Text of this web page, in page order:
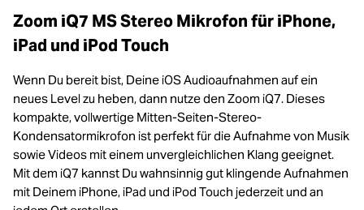
Zoom iQ7 MS Stereo Mikrofon für iPhone,
iPad und iPod Touch
Wenn Du bereit bist, Deine iOS Audioaufnahmen auf ein
neues Level zu heben, dann nutze den Zoom iQ7. Dieses
kompakte, vollwertige Mitten-Seiten-Stereo-
Kondensatormikrofon ist perfekt für die Aufnahme von Musik
sowie Videos mit einem unvergleichlichen Klang geeignet.
Mit dem iQ7 kannst Du wahnsinnig gut klingende Aufnahmen
mit Deinem iPhone, iPad und iPod Touch jederzeit und an